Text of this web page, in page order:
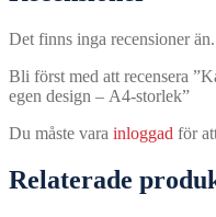
Det finns inga recensioner än.
Bli först med att recensera
egen design – A4-storlek”
Du måste vara inloggad för
Relaterade